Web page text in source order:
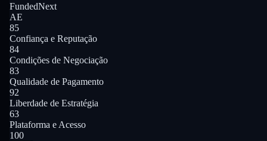
FundedNext
AE
85
Confiança e Reputação
84
Condições de Negociação
83
Qualidade de Pagamento
92
Liberdade de Estratégia
63
Plataforma e Acesso
100